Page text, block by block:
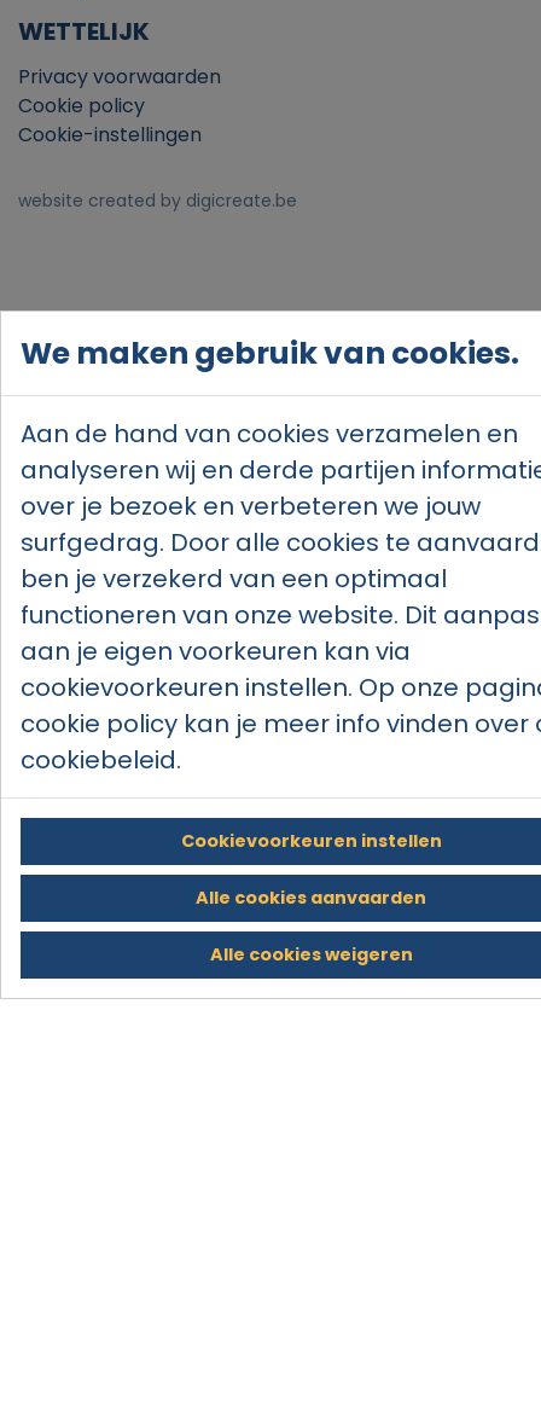
WETTELIJK
Privacy voorwaarden
Cookie policy
Cookie-instellingen
website created by digicreate.be
We maken gebruik van cookies.
Aan de hand van cookies verzamelen en
analyseren wij en derde partijen
over je bezoek en verbeteren we jouw
surfgedrag. Door alle cookies te
ben je verzekerd van een optimaal
functioneren van onze website. Dit
aan je eigen voorkeuren kan via
cookievoorkeuren instellen. Op onze
cookie policy kan je meer info vinden over
cookiebeleid.
Cookievoorkeuren instellen
Alle cookies weigeren